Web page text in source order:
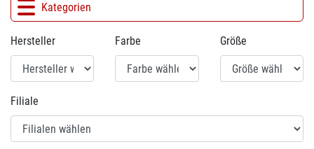
Kategorien
Hersteller Farbe Größe
Filiale